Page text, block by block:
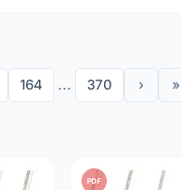
164 ... 370 › »
PDF